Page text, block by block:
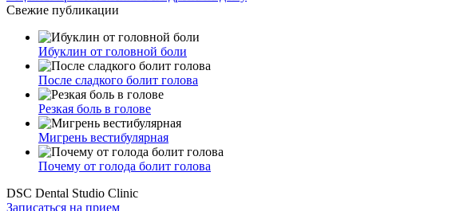
Свежие публикации
Ибуклин от головной боли
После сладкого болит голова
Резкая боль в голове
Мигрень вестибулярная
Почему от голода болит голова
DSC Dental Studio Clinic
Записаться на прием